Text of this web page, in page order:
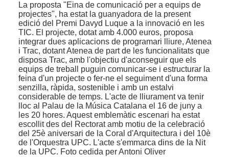
La proposta "Eina de comunicació per a equips de
projectes", ha estat la guanyadora de la present
edició del Premi Davyd Luque a la innovació en les
TIC. El projecte, dotat amb 4.000 euros, proposa
integrar dues aplicacions de programari lliure, Atenea
i Trac, dotant Atenea de part de les funcionalitats que
disposa Trac, amb l'objectiu d'aconseguir que els
equips de treball puguin comunicar-se i estructurar la
feina d'un projecte o fer-ne el seguiment d'una forma
senzilla, ràpida, sostenible i amb un estalvi
considerable de temps. L'acte de lliurament va tenir
lloc al Palau de la Música Catalana el 16 de juny a
les 20 hores. Aquest emblemàtic escenari ha estat
escollit des del Rectorat amb motiu de la celebració
del 25è aniversari de la Coral d'Arquitectura i del 10è
de l'Orquestra UPC. L'acte s'emmarca dins de la Nit
de la UPC. Foto cedida per Antoni Oliver